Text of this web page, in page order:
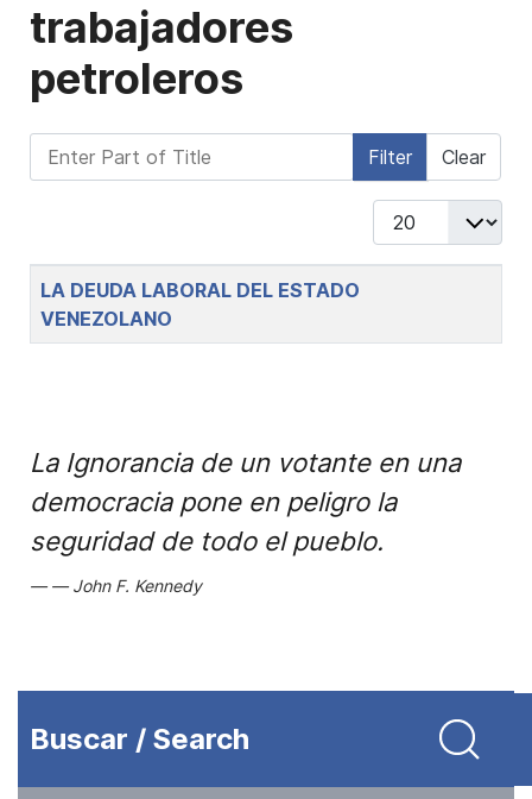
trabajadores
petroleros
Enter Part of Title Filter Clear
Display #
Title
LA DEUDA LABORAL DEL ESTADO
VENEZOLANO
La Ignorancia de un votante en una
democracia pone en peligro la
seguridad de todo el pueblo.
John F. Kennedy
Buscar / Search